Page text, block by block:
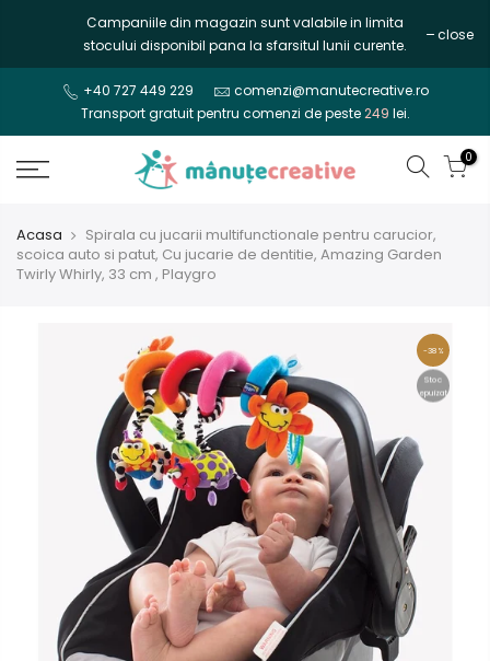
continut
Campaniile din magazin sunt valabile in limita
stocului disponibil pana la sfarsitul lunii curente.
close
+40 727 449 229
comenzi@manutecreative.ro
Transport gratuit pentru comenzi de peste249 lei.
0
Acasa
Spirala cu jucarii multifunctionale pentru carucior,
scoica auto si patut, Cu jucarie de dentitie, Amazing Garden
Twirly Whirly, 33 cm , Playgro
-38%
Stoc
epuizat